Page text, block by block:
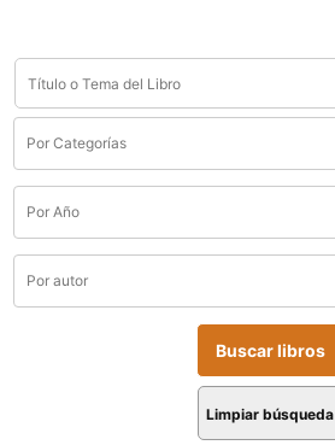
Limpiar búsqueda